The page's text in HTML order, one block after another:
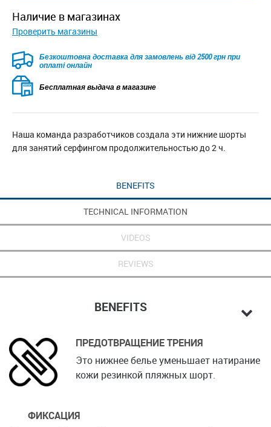
наличие в магазинах
Проверить магазины
Безкоштовна доставка для замовлень від 2500 грн при
оплаті онлайн
Бесплатная выдача в магазине
Наша команда разработчиков создала эти нижние шорты
для занятий серфингом продолжительностью до 2 ч.
BENEFITS
TECHNICAL INFORMATION
VIDEOS
REVIEWS
BENEFITS
ПРЕДОТВРАЩЕНИЕ ТРЕНИЯ
Это нижнее белье уменьшает натирание
кожи резинкой пляжных шорт.
ФИКСАЦИЯ